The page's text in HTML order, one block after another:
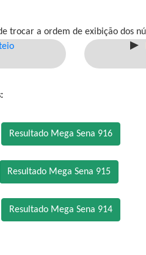
trocar a ordem de exibição dos
Resultado Mega Sena 916
Resultado Mega Sena 915
Resultado Mega Sena 914